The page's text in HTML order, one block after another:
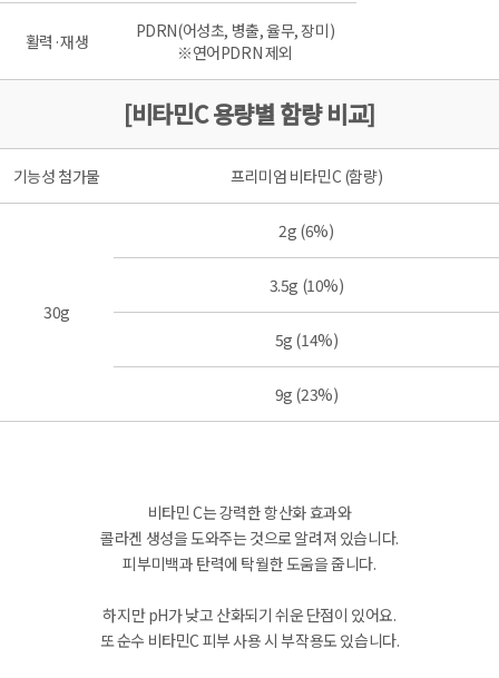
활력·재생
PDRN(어성초, 병출, 율무, 장미)
※연어PDRN 제외
[비타민C 용량별 함량 비교]
기능성 첨가물 프리미엄 비타민C (함량)
30g
2g (6%)
3.5g (10%)
5g (14%)
9g (23%)
비타민 C는 강력한 항산화 효과와
콜라겐 생성을 도와주는 것으로 알려져 있습니다.
피부미백과 탄력에 탁월한 도움을 줍니다.
하지만 pH가 낮고 산화되기 쉬운 단점이 있어요.
또 순수 비타민C 피부 사용 시 부작용도 있습니다.